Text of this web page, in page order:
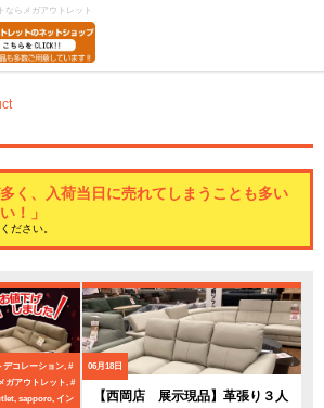
ならメガアウトレット
多く、入荷当日に売れてしまうことも多い
！」
ださい。
デコレーション, #
ガアウトレット, #
sapporo, イン
ール
06月18日
【西岡店 展示現品】革張り３人